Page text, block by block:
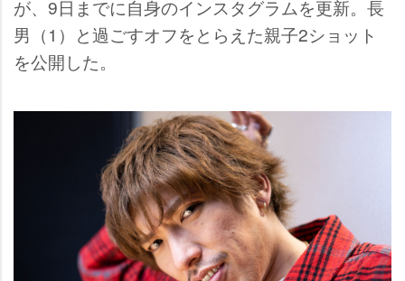
が、9日までに自身のインスタグラムを更新。長
男（1）と過ごすオフをとらえた親子2ショット
を公開した。